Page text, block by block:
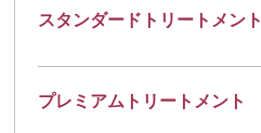
スタンダードトリートメント
プレミアムトリートメント